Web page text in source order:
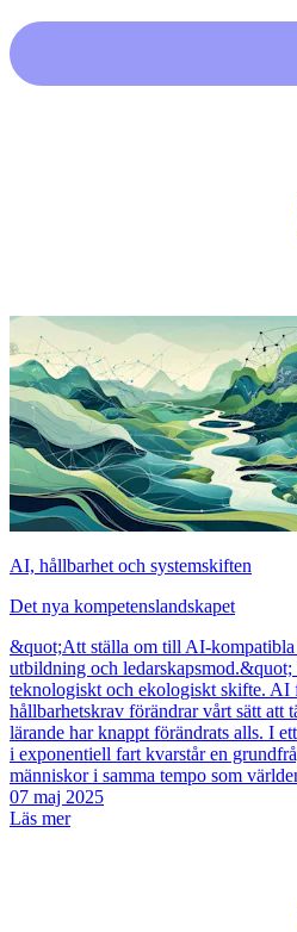
AI, hållbarhet och systemskiften
Det nya kompetenslandskapet
&quot;Att ställa om till AI-
utbildning och
teknologiskt och ekologiskt skifte. AI
hållbarhetskrav förändrar vårt sätt att
lärande har knappt förändrats alls. I
i exponentiell fart kvarstår en
människor i samma tempo som
07 maj 2025
Läs mer